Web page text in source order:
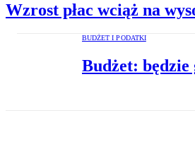
Wzrost płac wciąż na
BUDŻET I PODATKI
Budżet: będzie